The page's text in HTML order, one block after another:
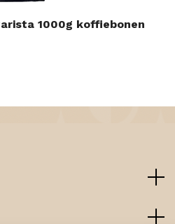
1000g koffiebonen